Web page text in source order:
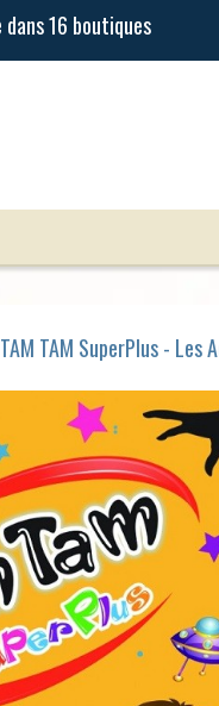
TAM TAM SuperPlus - Les